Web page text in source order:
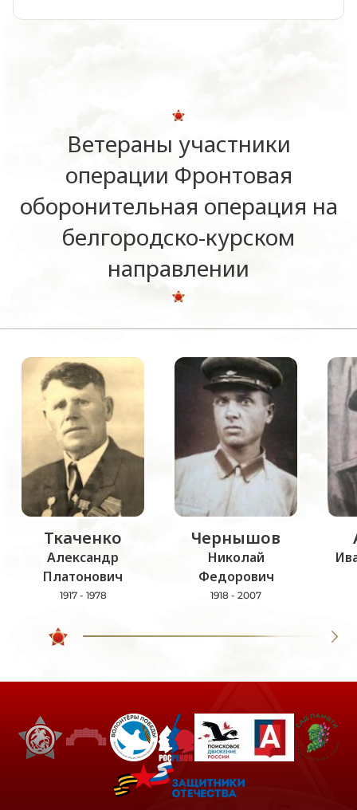
Ветераны участники
операции Фронтовая
оборонительная операция на
белгородско-курском
направлении
Ткаченко
Александр
Платонович
1917 - 1978
Чернышов
Николай
Федорович
1918 - 2007